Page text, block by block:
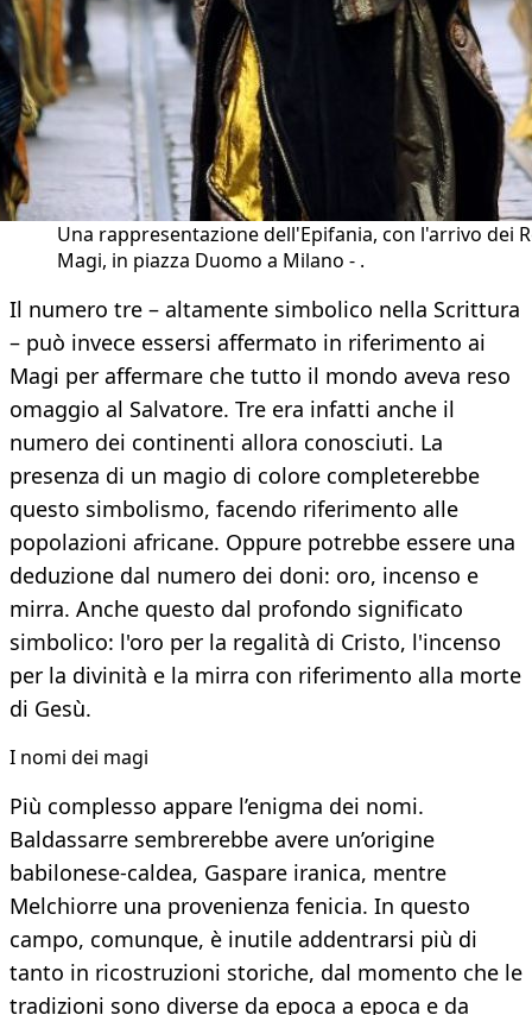
Una rappresentazione dell'Epifania, con l'arrivo dei
Magi, in piazza Duomo a Milano - .
Il numero tre – altamente simbolico nella Scrittura
– può invece essersi affermato in riferimento ai
Magi per affermare che tutto il mondo aveva reso
omaggio al Salvatore. Tre era infatti anche il
numero dei continenti allora conosciuti. La
presenza di un magio di colore completerebbe
questo simbolismo, facendo riferimento alle
popolazioni africane. Oppure potrebbe essere una
deduzione dal numero dei doni: oro, incenso e
mirra. Anche questo dal profondo significato
simbolico: l'oro per la regalità di Cristo, l'incenso
per la divinità e la mirra con riferimento alla morte
di Gesù.
I nomi dei magi
Più complesso appare l’enigma dei nomi.
Baldassarre sembrerebbe avere un’origine
babilonese-caldea, Gaspare iranica, mentre
Melchiorre una provenienza fenicia. In questo
campo, comunque, è inutile addentrarsi più di
tanto in ricostruzioni storiche, dal momento che le
tradizioni sono diverse da epoca a epoca e da